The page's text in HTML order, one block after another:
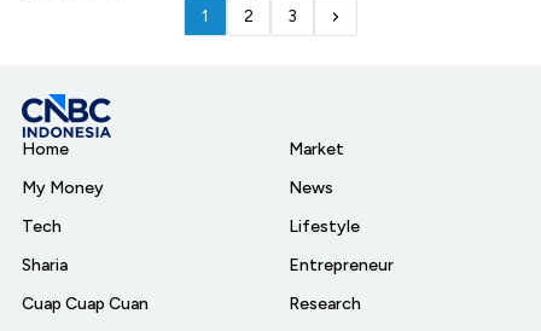
1 2 3
Home
My Money
Tech
Sharia
Cuap Cuap Cuan
Market
News
Lifestyle
Entrepreneur
Research